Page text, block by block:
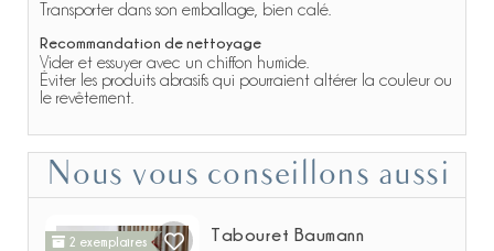
Transporter dans son emballage, bien calé.
Recommandation de nettoyage
Vider et essuyer avec un chiffon humide.
Éviter les produits abrasifs qui pourraient altérer la couleur ou
le revêtement.
Nous vous conseillons aussi
2 exemplaires Tabouret Baumann